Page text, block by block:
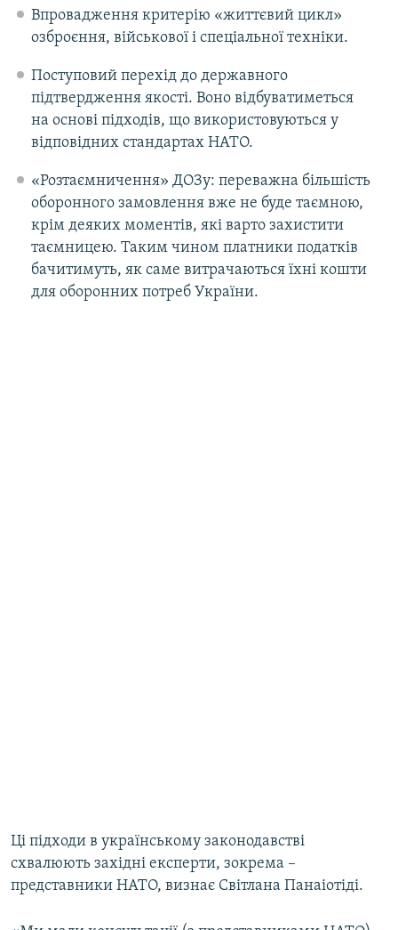
Впровадження критерію «життєвий цикл»
озброєння, військової і спеціальної техніки.
Поступовий перехід до державного
підтвердження якості. Воно відбуватиметься
на основі підходів, що використовуються у
відповідних стандартах НАТО.
«Розтаємничення» ДОЗу: переважна більшість
оборонного замовлення вже не буде таємною,
крім деяких моментів, які варто захистити
таємницею. Таким чином платники податків
бачитимуть, як саме витрачаються їхні кошти
для оборонних потреб України.
Ці підходи в українському законодавстві
схвалюють західні експерти, зокрема –
представники НАТО, визнає Світлана Панаіотіді.